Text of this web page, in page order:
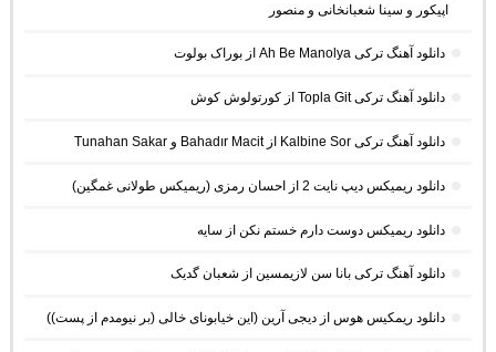
اپیکور و سینا شعبانخانی و منصور
دانلود آهنگ ترکی Ah Be Manolya از بوراک بولوت
دانلود آهنگ ترکی Topla Git از کورتولوش کوش
دانلود آهنگ ترکی Kalbine Sor از Bahadır Macit و Tunahan Sakar
دانلود ریمیکس دیپ نایت 2 از احسان رمزی (ریمیکس طولانی غمگین)
دانلود ریمیکس دوست دارم خستم نکن از سایه
دانلود آهنگ ترکی بانا سن لازیمسین از شعبان گدیک
دانلود ریمکیس هوس از دیجی آرین (این خیابونای خالی (بر نیومدم از پست))